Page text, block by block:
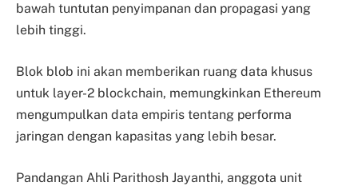
bawah tuntutan penyimpanan dan propagasi yang
lebih tinggi.
Blok blob ini akan memberikan ruang data khusus
untuk layer-2 blockchain, memungkinkan Ethereum
mengumpulkan data empiris tentang performa
jaringan dengan kapasitas yang lebih besar.
Pandangan Ahli Parithosh Jayanthi, anggota unit